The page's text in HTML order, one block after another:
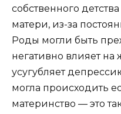
собственного
матери, из-за
Роды могли быть
негативно влияет на
усугубляет
могла происходить
материнство — это